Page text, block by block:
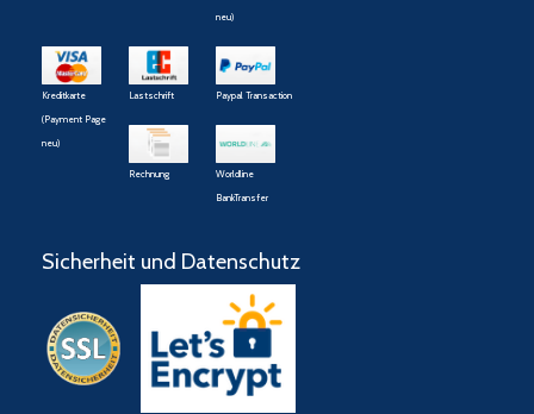
neu)
Kreditkarte
(Payment Page
neu)
Lastschrift Paypal Transaction
Rechnung
Worldline
BankTransfer
Sicherheit und Datenschutz